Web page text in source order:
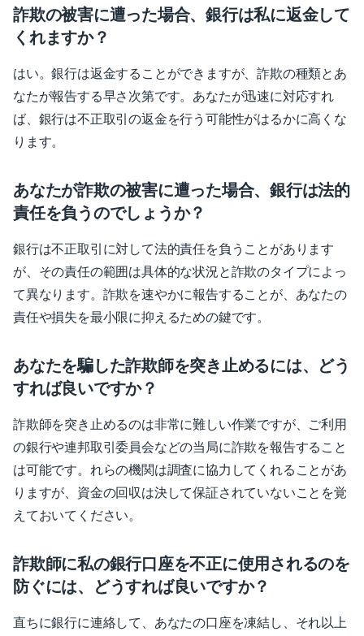
詐欺の被害に遭った場合、銀行は私に返金して
くれますか？
はい。銀行は返金することができますが、詐欺の種類とあ
なたが報告する早さ次第です。あなたが迅速に対応すれ
ば、銀行は不正取引の返金を行う可能性がはるかに高くな
ります。
あなたが詐欺の被害に遭った場合、銀行は法的
責任を負うのでしょうか？
銀行は不正取引に対して法的責任を負うことがあります
が、その責任の範囲は具体的な状況と詐欺のタイプによっ
て異なります。詐欺を速やかに報告することが、あなたの
責任や損失を最小限に抑えるための鍵です。
あなたを騙した詐欺師を突き止めるには、どう
すれば良いですか？
詐欺師を突き止めるのは非常に難しい作業ですが、ご利用
の銀行や連邦取引委員会などの当局に詐欺を報告すること
は可能です。れらの機関は調査に協力してくれることがあ
りますが、資金の回収は決して保証されていないことを覚
えておいてください。
詐欺師に私の銀行口座を不正に使用されるのを
防ぐには、どうすれば良いですか？
直ちに銀行に連絡して、あなたの口座を凍結し、それ以上